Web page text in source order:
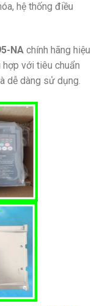
hệ thống điều
NA chính hãng hiệu
với tiêu chuẩn
dễ dàng sử dụng.